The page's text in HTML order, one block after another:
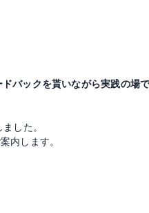
バックを貰いながら実践の場
した。
内します。